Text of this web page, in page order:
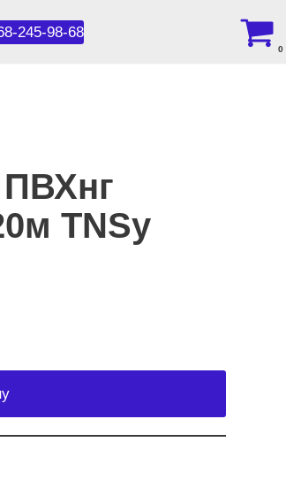
245-98-68
0
ПВХнг
TNSy